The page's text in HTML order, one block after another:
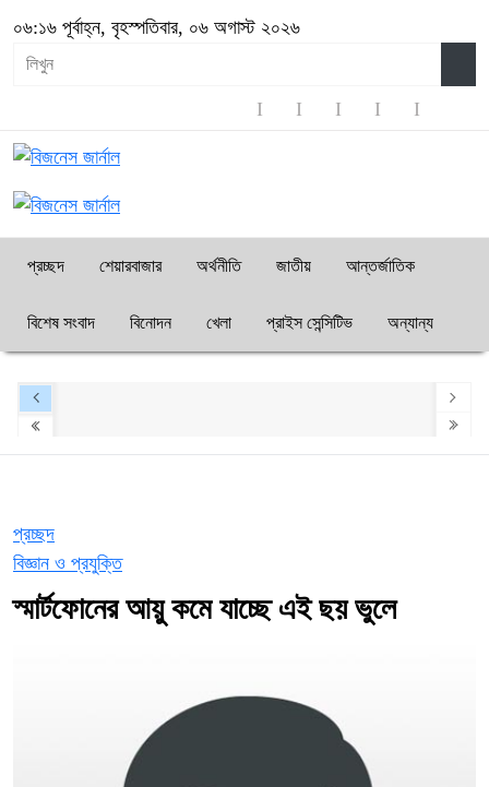
০৬:১৬ পূর্বাহ্ন, বৃহস্পতিবার, ০৬ অগাস্ট ২০২৬
প্রচ্ছদ শেয়ারবাজার অর্থনীতি জাতীয় আন্তর্জাতিক
বিশেষ সংবাদ বিনোদন খেলা প্রাইস সেন্সিটিভ অন্যান্য
প্রচ্ছদ
বিজ্ঞান ও প্রযুক্তি
স্মার্টফোনের আয়ু কমে যাচ্ছে এই ছয় ভুলে